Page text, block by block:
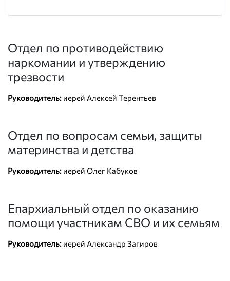
Отдел по противодействию
наркомании и утверждению
трезвости
Руководитель: иерей Алексей Терентьев
Отдел по вопросам семьи, защиты
материнства и детства
Руководитель: иерей Олег Кабуков
Епархиальный отдел по оказанию
помощи участникам СВО и их семьям
Руководитель: иерей Александр Загиров